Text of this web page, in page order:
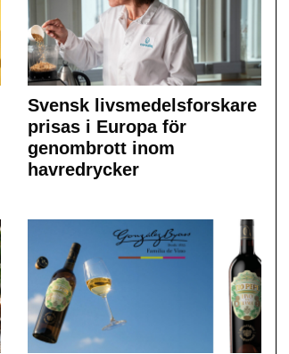
Svensk livsmedelsforskare
prisas i Europa för
genombrott inom
havredrycker